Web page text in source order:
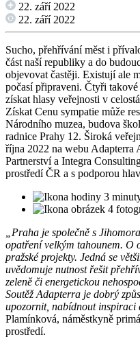
22. září 2022
22. září 2022
Sucho, přehřívání měst i
část naší republiky a do
objevovat častěji. Existují ale
počasí připraveni. Čtyři
získat hlasy veřejnosti v
Získat Cenu sympatie může
Národního muzea, budova
radnice Prahy 12. Široká
října 2022 na webu Adapterra
Partnerství a Integra
prostředí ČR a s podporou
3
4
„Praha je společně s
opatření velkým tahounem. O
pražské projekty. Jedná se
uvědomuje nutnost řešit
zeleně či energetickou
Soutěž Adapterra je dobrý
upozornit, nabídnout inspiraci
Plamínková, náměstkyně
prostředí.